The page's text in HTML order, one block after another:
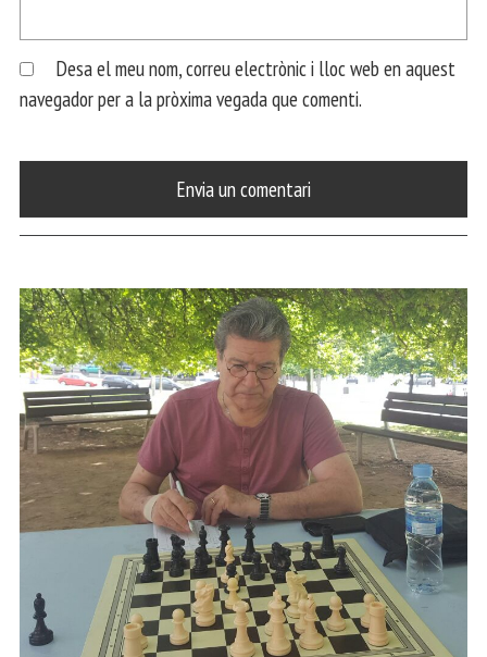
Desa el meu nom, correu electrònic i lloc web en aquest
navegador per a la pròxima vegada que comenti.